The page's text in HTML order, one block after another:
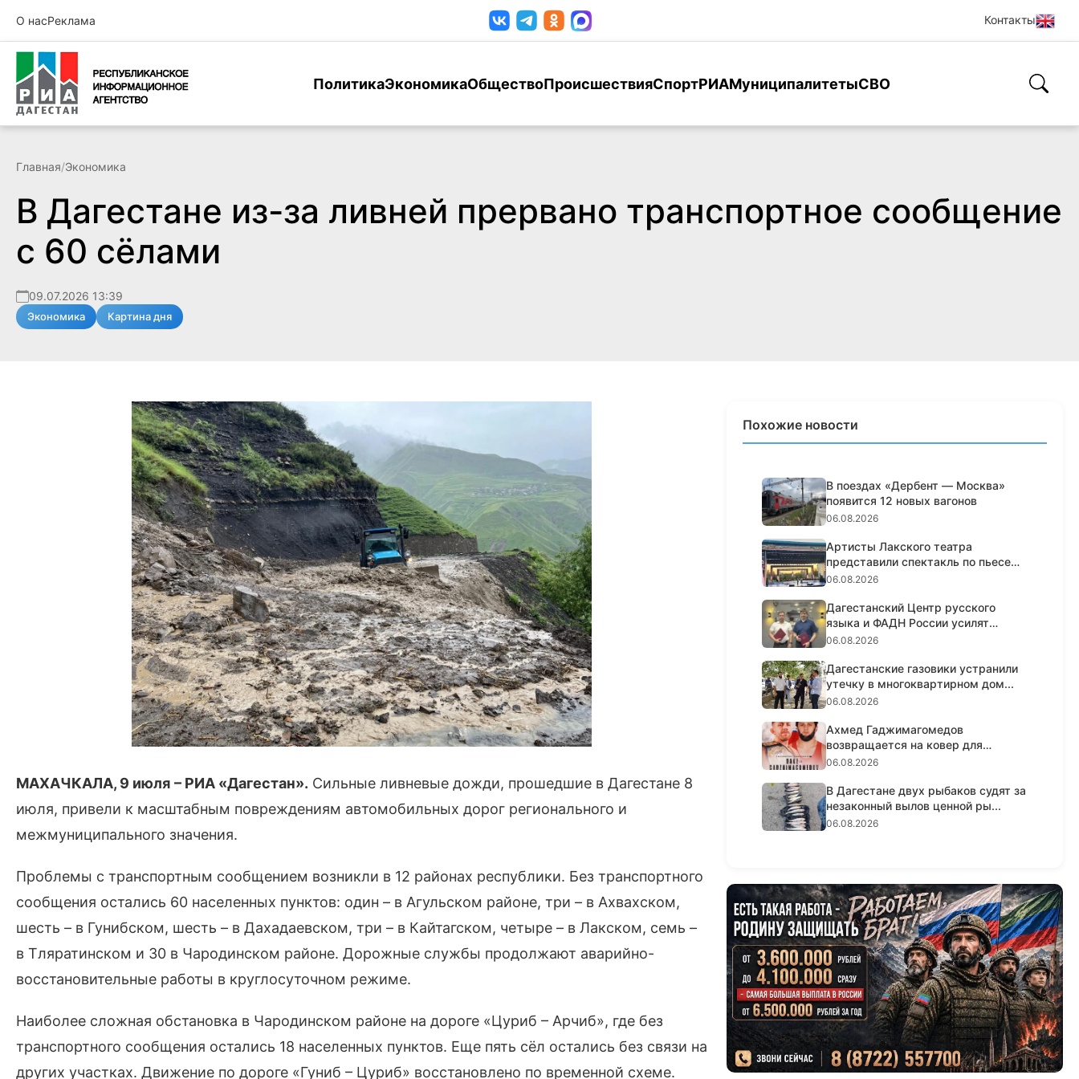
О насРеклама Контакты
ПолитикаЭкономикаОбществоПроисшествияСпортРИАМуниципалитетыСВО
Главная/Экономика
В Дагестане из-за ливней прервано транспортное сообщение
с 60 сёлами
09.07.2026 13:39
Экономика Картина дня
МАХАЧКАЛА, 9 июля – РИА «Дагестан». Сильные ливневые дожди, прошедшие в Дагестане 8
июля, привели к масштабным повреждениям автомобильных дорог регионального и
межмуниципального значения.
Проблемы с транспортным сообщением возникли в 12 районах республики. Без транспортного
сообщения остались 60 населенных пунктов: один – в Агульском районе, три – в Ахвахском,
шесть – в Гунибском, шесть – в Дахадаевском, три – в Кайтагском, четыре – в Лакском, семь –
в Тляратинском и 30 в Чародинском районе. Дорожные службы продолжают аварийно-
восстановительные работы в круглосуточном режиме.
Наиболее сложная обстановка в Чародинском районе на дороге «Цуриб – Арчиб», где без
транспортного сообщения остались 18 населенных пунктов. Еще пять сёл остались без связи на
других участках. Движение по дороге «Гуниб – Цуриб» восстановлено по временной схеме.
Похожие новости
В поездах «Дербент — Москва»
появится 12 новых вагонов
06.08.2026
Артисты Лакского театра
представили спектакль по пьесе
Шексп...
06.08.2026
Дагестанский Центр русского
языка и ФАДН России усилят
работ...
06.08.2026
Дагестанские газовики устранили
утечку в многоквартирном дом...
06.08.2026
Ахмед Гаджимагомедов
возвращается на ковер для
титульного ре...
06.08.2026
В Дагестане двух рыбаков судят за
незаконный вылов ценной ры...
06.08.2026